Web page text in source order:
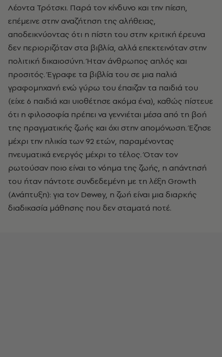
Λέοντα Τρότσκι. Παρά τον κίνδυνο και την πίεση,
επέμεινε στην αναζήτηση της αλήθειας,
αποδεικνύοντας ότι η πίστη του στην κριτική έρευνα
δεν περιοριζόταν στα βιβλία, αλλά επεκτεινόταν στην
πολιτική δικαιοσύνη. Ήταν άνθρωπος απλός και
προσιτός. Έγραφε τα βιβλία του σε μια παλιά
γραφομηχανή ενώ γύρω του έπαιζαν τα παιδιά του
(είχε 6 παιδιά και υιοθέτησε ακόμα ένα), καθώς πίστευε
ότι η φιλοσοφία πρέπει να γεννιέται μέσα από τη βοή
της πραγματικής ζωής και όχι στην απομόνωση. Έζησε
μέχρι την ηλικία των 92 ετών, παραμένοντας
πνευματικά ενεργός μέχρι το τέλος. Όταν τον
ρωτούσαν ποιο είναι το νόημα της ζωής, η απάντησή
του ήταν πάντοτε συνδεδεμένη με τη λέξη Growth
(Ανάπτυξη): για τον Dewey, η ζωή είναι μια διαρκής
διαδικασία μάθησης που δεν σταματά ποτέ.